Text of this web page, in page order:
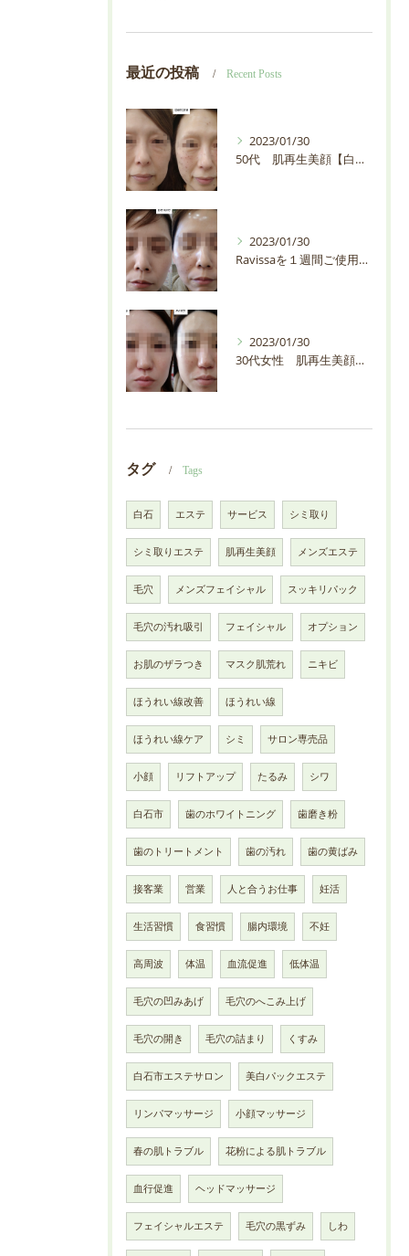
最近の投稿 Recent Posts
2023/01/30
50代 肌再生美顔【白石市・プライベートサロンEMIAS】
2023/01/30
Ravissaを１週間ご使用の30代お客様の輪郭が変わりすぎ【白石市・プライベートサロンEMIAS】
2023/01/30
30代女性 肌再生美顔【白石市・プライベートサロンEMIAS】
タグ Tags
白石 エステ サービス シミ取り
シミ取りエステ 肌再生美顔 メンズエステ
毛穴 メンズフェイシャル スッキリパック
毛穴の汚れ吸引 フェイシャル オプション
お肌のザラつき マスク肌荒れ ニキビ
ほうれい線改善 ほうれい線
ほうれい線ケア シミ サロン専売品
小顔 リフトアップ たるみ シワ
白石市 歯のホワイトニング 歯磨き粉
歯のトリートメント 歯の汚れ 歯の黄ばみ
接客業 営業 人と合うお仕事 妊活
生活習慣 食習慣 腸内環境 不妊
高周波 体温 血流促進 低体温
毛穴の凹みあげ 毛穴のへこみ上げ
毛穴の開き 毛穴の詰まり くすみ
白石市エステサロン 美白パックエステ
リンパマッサージ 小顔マッサージ
春の肌トラブル 花粉による肌トラブル
血行促進 ヘッドマッサージ
フェイシャルエステ 毛穴の黒ずみ しわ